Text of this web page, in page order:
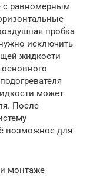
с равномерным
пробка
исключить
жидкости
может
После
возможное для
монтаже